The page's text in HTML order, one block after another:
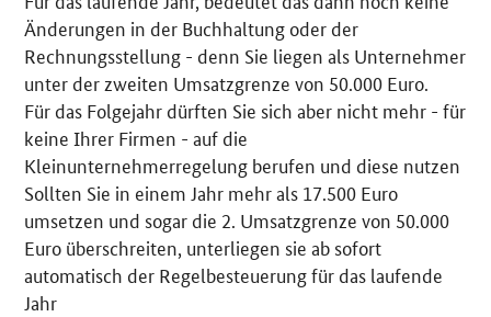
Änderungen in der Buchhaltung oder der
Rechnungsstellung - denn Sie liegen als Unternehmer
unter der zweiten Umsatzgrenze von 50.000 Euro.
Für das Folgejahr dürften Sie sich aber nicht mehr - für
keine Ihrer Firmen - auf die
Kleinunternehmerregelung berufen und diese nutzen
Sollten Sie in einem Jahr mehr als 17.500 Euro
umsetzen und sogar die 2. Umsatzgrenze von 50.000
Euro überschreiten, unterliegen sie ab sofort
automatisch der Regelbesteuerung für das laufende
Jahr